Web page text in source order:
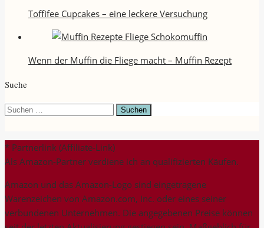
Toffifee Cupcakes – eine leckere Versuchung
Wenn der Muffin die Fliege macht – Muffin Rezept
Suche
Suchen
* Partnerlink (Affiliate-Link)
Als Amazon-Partner verdiene ich an qualifizierten Käufen.
Amazon und das Amazon-Logo sind eingetragene
Warenzeichen von Amazon.com, Inc. oder eines seiner
verbundenen Unternehmen. Die angegebenen Preise können